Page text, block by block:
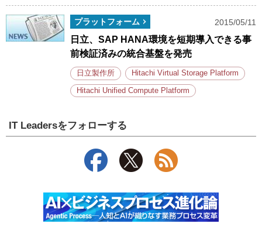
プラットフォーム 2015/05/11
日立、SAP HANA環境を短期導入できる事
前検証済みの統合基盤を発売
日立製作所 Hitachi Virtual Storage Platform
Hitachi Unified Compute Platform
IT Leadersをフォローする